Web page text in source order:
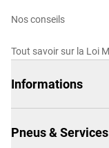
Nos conseils
Tout savoir sur la Loi
Informations
Pneus & Services